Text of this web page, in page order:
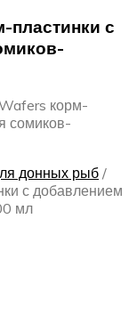
пластинки с
корм-
сомиков-
донных рыб /
с добавлением
мл